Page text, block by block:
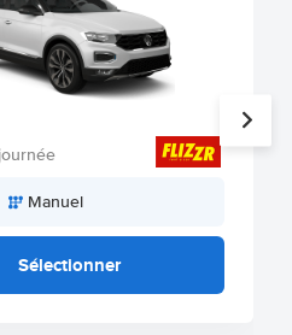
Manuel
Sélectionner